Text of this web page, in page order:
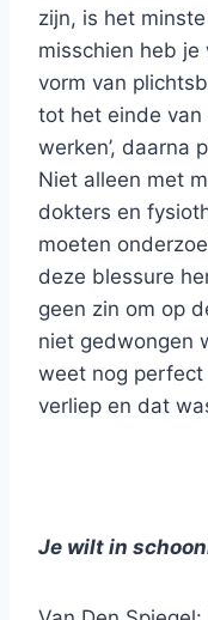
zijn, is het
misschien heb
vorm van
tot het einde van
werken’, daarna
Niet alleen met
dokters en
moeten
deze blessure
geen zin om op
niet gedwongen
weet nog
verliep en dat
Je wilt in